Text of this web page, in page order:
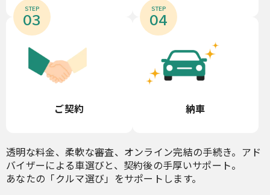
STEP
03
ご契約
STEP
04
納車
透明な料金、柔軟な審査、オンライン完結の手続き。アド
バイザーによる車選びと、契約後の手厚いサポート。
あなたの「クルマ選び」をサポートします。